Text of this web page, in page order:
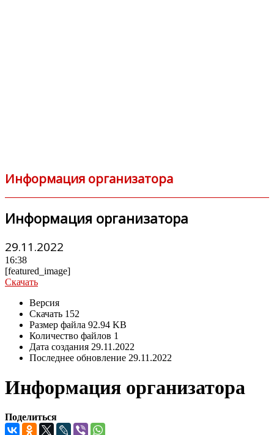
Информация организатора
Информация организатора
29.11.2022
16:38
[featured_image]
Скачать
Версия
Скачать 152
Размер файла 92.94 KB
Количество файлов 1
Дата создания 29.11.2022
Последнее обновление 29.11.2022
Информация организатора
Поделиться